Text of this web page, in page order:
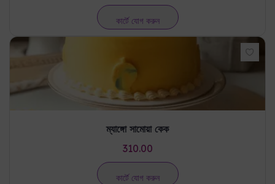
কার্টে যোগ করুন
ম্যাঙ্গো সামোয়া কেক
310.00
কার্টে যোগ করুন